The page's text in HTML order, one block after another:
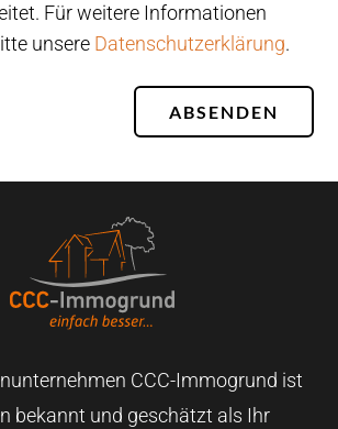
Für weitere Informationen
unsere Datenschutzerklärung.
ABSENDEN
CCC-Immogrund ist
bekannt und geschätzt als Ihr